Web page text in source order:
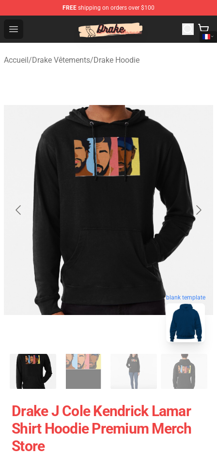
FREE shipping on orders over $100
Open menu
Drake Shop - Official Drake Merchandise Store
Accueil/Drake Vêtements/Drake Hoodie
blank template
Drake J Cole Kendrick Lamar
Shirt Hoodie Premium Merch
Store